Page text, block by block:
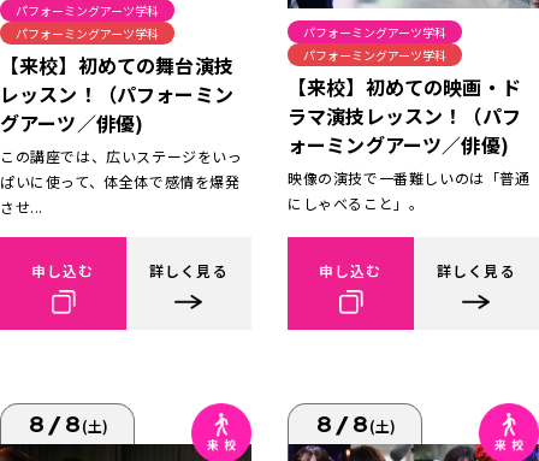
パフォーミングアーツ学科
パフォーミングアーツ学科
【来校】初めての舞台演技
レッスン！（パフォーミン
グアーツ／俳優)
この講座では、広いステージをいっ
ぱいに使って、体全体で感情を爆発
させ...
申し込む 詳しく見る
パフォーミングアーツ学科
パフォーミングアーツ学科
【来校】初めての映画・ド
ラマ演技レッスン！（パフ
ォーミングアーツ／俳優)
映像の演技で一番難しいのは「普通
にしゃべること」。
申し込む 詳しく見る
8/8(土) 8/8(土)